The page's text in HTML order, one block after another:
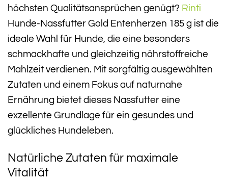
höchsten Qualitätsansprüchen genügt? Rinti
Hunde-Nassfutter Gold Entenherzen 185 g ist die
ideale Wahl für Hunde, die eine besonders
schmackhafte und gleichzeitig nährstoffreiche
Mahlzeit verdienen. Mit sorgfältig ausgewählten
Zutaten und einem Fokus auf naturnahe
Ernährung bietet dieses Nassfutter eine
exzellente Grundlage für ein gesundes und
glückliches Hundeleben.
Natürliche Zutaten für maximale
Vitalität